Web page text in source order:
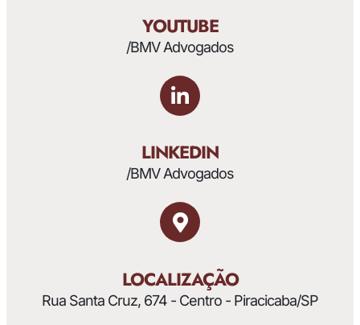
YOUTUBE
/BMV Advogados
LINKEDIN
/BMV Advogados
LOCALIZAÇÃO
Rua Santa Cruz, 674 - Centro - Piracicaba/SP